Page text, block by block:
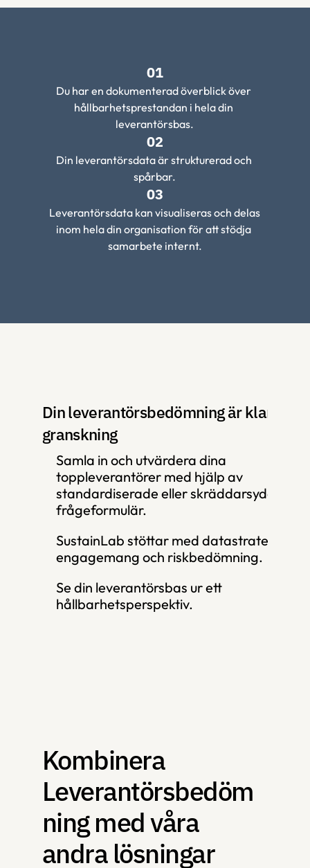
01
Du har en dokumenterad överblick över
hållbarhetsprestandan i hela din
leverantörsbas.
02
Din leverantörsdata är strukturerad och
spårbar.
03
Leverantörsdata kan visualiseras och delas
inom hela din organisation för att stödja
samarbete internt.
Din leverantörsbedömning är klar för
granskning
Samla in och utvärdera dina
toppleverantörer med hjälp av
standardiserade eller skräddarsydda
frågeformulär.
SustainLab stöttar med datastrategi,
engagemang och riskbedömning.
Se din leverantörsbas ur ett
hållbarhetsperspektiv.
Kombinera
Leverantörsbedöm
ning med våra
andra lösningar